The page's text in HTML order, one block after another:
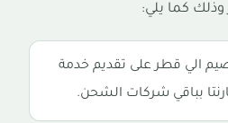
كما يلي:
الي قطر على تقديم خدمة
بباقي شركات الشحن.